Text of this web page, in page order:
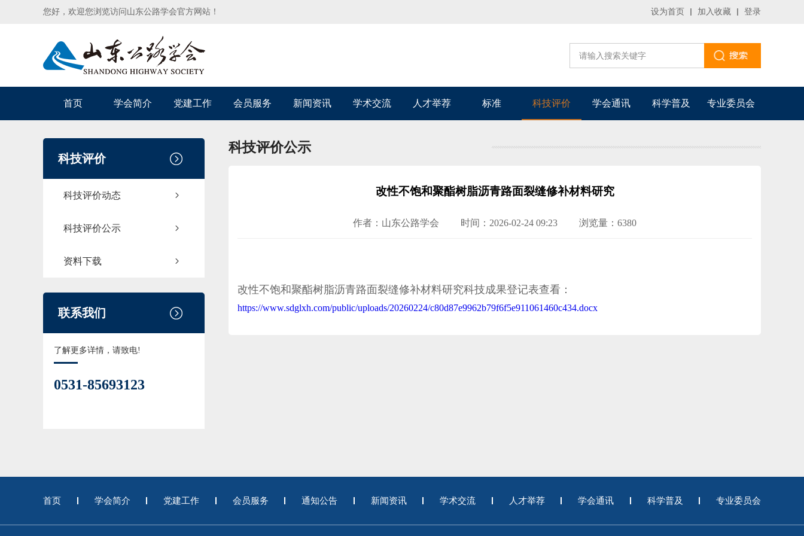
您好，欢迎您浏览访问山东公路学会官方网站！ 设为首页 加入收藏 登录
首页 学会简介 党建工作 会员服务 新闻资讯 学术交流 人才举荐 标准 科技评价 学会通讯 科学普及 专业委员会
科技评价
科技评价动态
科技评价公示
资料下载
联系我们
了解更多详情，请致电!
0531-85693123
科技评价公示
改性不饱和聚酯树脂沥青路面裂缝修补材料研究
作者：山东公路学会 时间：2026-02-24 09:23 浏览量：6380
改性不饱和聚酯树脂沥青路面裂缝修补材料研究科技成果登记表查看：
https://www.sdglxh.com/public/uploads/20260224/c80d87e9962b79f6f5e911061460c434.docx
首页 学会简介 党建工作 会员服务 通知公告 新闻资讯 学术交流 人才举荐 学会通讯 科学普及 专业委员会